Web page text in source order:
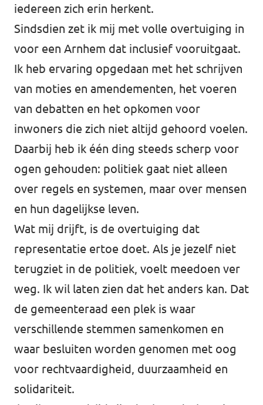
iedereen zich erin herkent.
Sindsdien zet ik mij met volle overtuiging in
voor een Arnhem dat inclusief vooruitgaat.
Ik heb ervaring opgedaan met het schrijven
van moties en amendementen, het voeren
van debatten en het opkomen voor
inwoners die zich niet altijd gehoord voelen.
Daarbij heb ik één ding steeds scherp voor
ogen gehouden: politiek gaat niet alleen
over regels en systemen, maar over mensen
en hun dagelijkse leven.
Wat mij drijft, is de overtuiging dat
representatie ertoe doet. Als je jezelf niet
terugziet in de politiek, voelt meedoen ver
weg. Ik wil laten zien dat het anders kan. Dat
de gemeenteraad een plek is waar
verschillende stemmen samenkomen en
waar besluiten worden genomen met oog
voor rechtvaardigheid, duurzaamheid en
solidariteit.